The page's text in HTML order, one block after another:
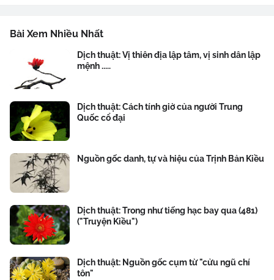
Bài Xem Nhiều Nhất
Dịch thuật: Vị thiên địa lập tâm, vị sinh dân lập
mệnh .....
Dịch thuật: Cách tính giờ của người Trung
Quốc cổ đại
Nguồn gốc danh, tự và hiệu của Trịnh Bản Kiều
Dịch thuật: Trong như tiếng hạc bay qua (481)
("Truyện Kiều")
Dịch thuật: Nguồn gốc cụm từ "cửu ngũ chí
tôn"